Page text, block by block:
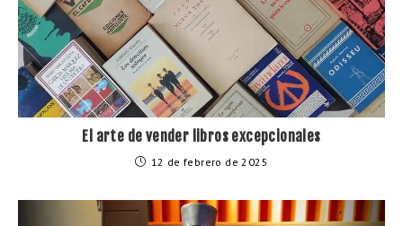
El arte de vender libros excepcionales
12 de febrero de 2025